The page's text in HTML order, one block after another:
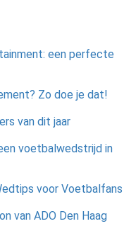
een perfecte
Zo doe je dat!
van dit jaar
voetbalwedstrijd in
voor Voetbalfans
van ADO Den Haag